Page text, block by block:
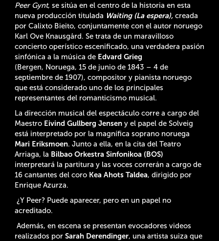
Peer Gynt, se sitúa en el centro de la historia en esta
nueva producción titulada Waiting (La espera), creada
por Calixto Bieito, conjuntamente con el autor noruego
Karl Ove Knausgård. Se trata de un maravilloso
concierto operístico escenificado, una verdadera pasión
sinfónica a la música de Edvard Grieg
(Bergen, Noruega, 15 de junio de 1843 – 4 de
septiembre de 1907), compositor y pianista noruego
que está considerado uno de los principales
representantes del romanticismo musical.
La dirección musical del espectáculo corre a cargo del
Maestro Eivind Gullberg Jensen y el papel de Solveig
está interpretado por la magnífica soprano noruega
Mari Eriksmoen. Junto a ella, en la cita del Teatro
Arriaga, la Bilbao Orkestra Sinfonikoa (BOS)
interpretará la partitura y las voces correrán a cargo de
16 cantantes del coro Kea Ahots Taldea, dirigido por
Enrique Azurza.
¿Y Peer? Puede aparecer, pero en un papel no
acreditado.
Además, en escena se presentan evocadores videos
realizados por Sarah Derendinger, una artista suiza que